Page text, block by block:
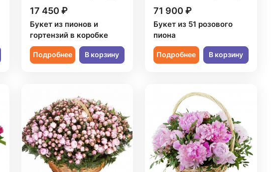
17 450 ₽
Букет из пионов и
гортензий в коробке
Подробнее В корзину
71 900 ₽
Букет из 51 розового
пиона
Подробнее В корзину